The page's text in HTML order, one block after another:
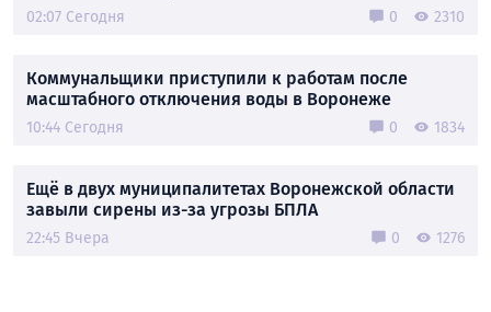
02:07 Сегодня 0 2310
Коммунальщики приступили к работам после
масштабного отключения воды в Воронеже
10:44 Сегодня 0 1834
Ещё в двух муниципалитетах Воронежской области
завыли сирены из-за угрозы БПЛА
22:45 Вчера 0 1276